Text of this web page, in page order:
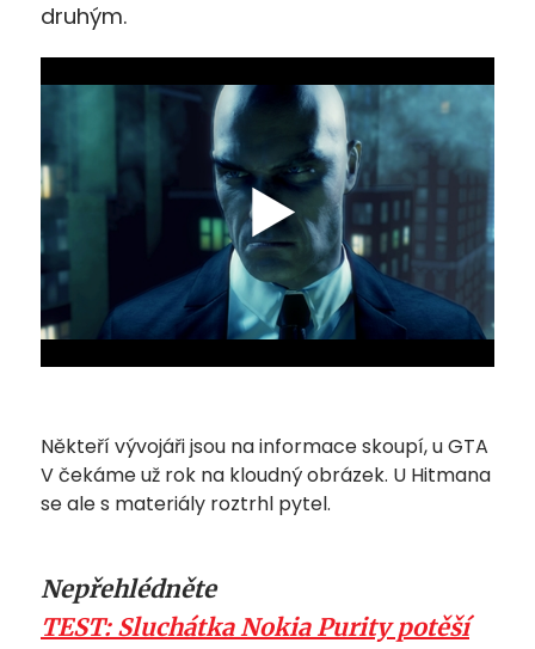
druhým.
Někteří vývojáři jsou na informace skoupí, u GTA
V čekáme už rok na kloudný obrázek. U Hitmana
se ale s materiály roztrhl pytel.
Nepřehlédněte
TEST: Sluchátka Nokia Purity potěší